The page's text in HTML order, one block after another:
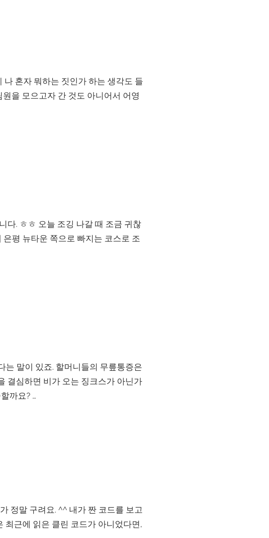
나 혼자 뭐하는 짓인가 하는 생각도 들
을 모으고자 간 것도 아니어서 어영
다. ㅎㅎ 오늘 조깅 나갈 때 조금 귀찮
평 뉴타운 쪽으로 빠지는 코스로 조
는 말이 있죠. 할머니들의 무릎통증은
결심하면 비가 오는 징크스가 아닌가
까요? …
정말 구려요. ^^ 내가 짠 코드를 보고
최근에 읽은 클린 코드가 아니었다면,